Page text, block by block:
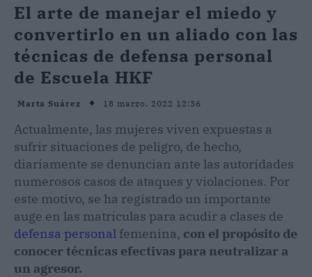
El arte de manejar el miedo y
convertirlo en un aliado con las
técnicas de defensa personal
de Escuela HKF
Marta Suárez 18 marzo, 2022 12:36
Actualmente, las mujeres viven expuestas a
sufrir situaciones de peligro, de hecho,
diariamente se denuncian ante las autoridades
numerosos casos de ataques y violaciones. Por
este motivo, se ha registrado un importante
auge en las matrículas para acudir a clases de
defensa personal femenina, con el propósito de
conocer técnicas efectivas para neutralizar a
un agresor.